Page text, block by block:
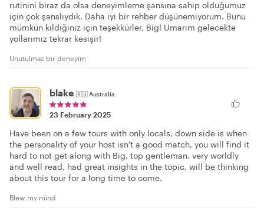
rutinini biraz da olsa deneyimleme şansına sahip olduğumuz
için çok şanslıydık. Daha iyi bir rehber düşünemiyorum. Bunu
mümkün kıldığınız için teşekkürler, Big! Umarım gelecekte
yollarımız tekrar kesişir!
Unutulmaz bir deneyim
blake 🇦🇺Australia
23 February 2025
Have been on a few tours with only locals, down side is when
the personality of your host isn't a good match, you will find it
hard to not get along with Big, top gentleman, very worldly
and well read, had great insights in the topic, will be thinking
about this tour for a long time to come.
Blew my mind